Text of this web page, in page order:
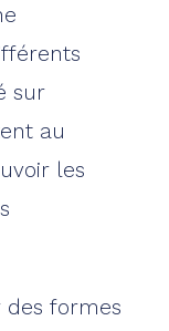
sur
au
les
formes